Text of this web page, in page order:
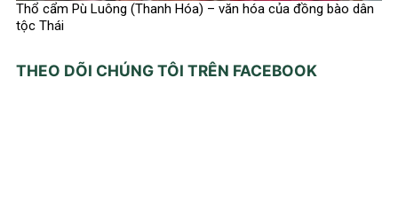
Thổ cẩm Pù Luông (Thanh Hóa) – văn hóa của đồng bào dân
tộc Thái
THEO DÕI CHÚNG TÔI TRÊN FACEBOOK